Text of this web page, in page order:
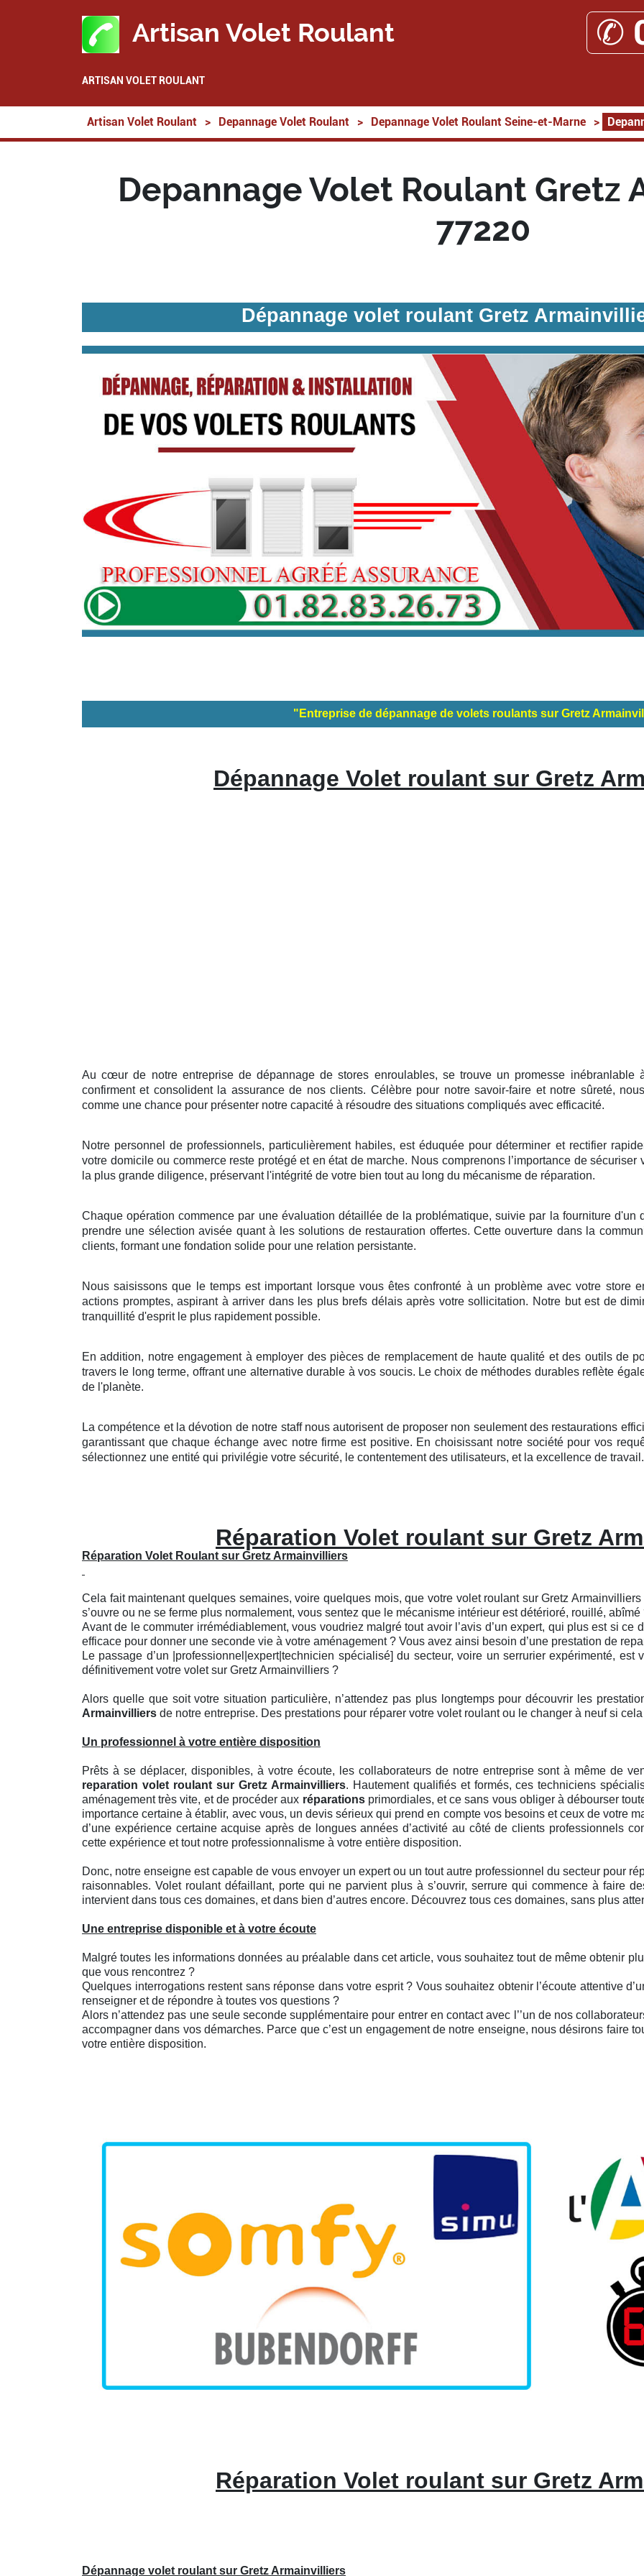
Artisan Volet Roulant ✆
ARTISAN VOLET ROULANT
Artisan Volet Roulant > Depannage Volet Roulant > Depannage Volet Roulant Seine-et-Marne >
Depannage Volet Roulant Gretz
77220
Dépannage volet roulant Gretz
"Entreprise de dépannage de volets roulants sur Gretz
Dépannage Volet roulant sur Gretz
Au cœur de notre entreprise de dépannage de stores enroulables, se trouve un promesse inébranlable
confirment et consolident la assurance de nos clients. Célèbre pour notre savoir-faire et notre sûreté,
comme une chance pour présenter notre capacité à résoudre des situations compliqués avec efficacité.
Notre personnel de professionnels, particulièrement habiles, est éduquée pour déterminer et rectifier
votre domicile ou commerce reste protégé et en état de marche. Nous comprenons l’importance de
la plus grande diligence, préservant l'intégrité de votre bien tout au long du mécanisme de réparation.
Chaque opération commence par une évaluation détaillée de la problématique, suivie par la fourniture
prendre une sélection avisée quant à les solutions de restauration offertes. Cette ouverture dans la
clients, formant une fondation solide pour une relation persistante.
Nous saisissons que le temps est important lorsque vous êtes confronté à un problème avec votre store
actions promptes, aspirant à arriver dans les plus brefs délais après votre sollicitation. Notre but est de
tranquillité d'esprit le plus rapidement possible.
En addition, notre engagement à employer des pièces de remplacement de haute qualité et des outils de
travers le long terme, offrant une alternative durable à vos soucis. Le choix de méthodes durables reflète
de l'planète.
La compétence et la dévotion de notre staff nous autorisent de proposer non seulement des restaurations
garantissant que chaque échange avec notre firme est positive. En choisissant notre société pour vos
sélectionnez une entité qui privilégie votre sécurité, le contentement des utilisateurs, et la excellence de travail.
Réparation Volet roulant sur Gretz
Réparation Volet Roulant sur Gretz Armainvilliers
Cela fait maintenant quelques semaines, voire quelques mois, que votre volet roulant sur Gretz
s’ouvre ou ne se ferme plus normalement, vous sentez que le mécanisme intérieur est détérioré, rouillé, abîmé
Avant de le commuter irrémédiablement, vous voudriez malgré tout avoir l’avis d’un expert, qui plus est si ce
efficace pour donner une seconde vie à votre aménagement ? Vous avez ainsi besoin d’une prestation de
Le passage d’un |professionnel|expert|technicien spécialisé] du secteur, voire un serrurier expérimenté,
définitivement votre volet sur Gretz Armainvilliers ?
Alors quelle que soit votre situation particulière, n’attendez pas plus longtemps pour découvrir les
Armainvilliers de notre entreprise. Des prestations pour réparer votre volet roulant ou le changer à neuf si
Un professionnel à votre entière disposition
Prêts à se déplacer, disponibles, à votre écoute, les collaborateurs de notre entreprise sont à même de
reparation volet roulant sur Gretz Armainvilliers. Hautement qualifiés et formés, ces techniciens
aménagement très vite, et de procéder aux réparationsprimordiales, et ce sans vous obliger à débourser
importance certaine à établir, avec vous, un devis sérieux qui prend en compte vos besoins et ceux de votre
d’une expérience certaine acquise après de longues années d’activité au côté de clients professionnels
cette expérience et tout notre professionnalisme à votre entière disposition.
Donc, notre enseigne est capable de vous envoyer un expert ou un tout autre professionnel du secteur pour
raisonnables. Volet roulant défaillant, porte qui ne parvient plus à s’ouvrir, serrure qui commence à faire
intervient dans tous ces domaines, et dans bien d’autres encore. Découvrez tous ces domaines, sans plus
Une entreprise disponible et à votre écoute
Malgré toutes les informations données au préalable dans cet article, vous souhaitez tout de même obtenir
que vous rencontrez ?
Quelques interrogations restent sans réponse dans votre esprit ? Vous souhaitez obtenir l’écoute attentive
renseigner et de répondre à toutes vos questions ?
Alors n’attendez pas une seule seconde supplémentaire pour entrer en contact avec l’’un de nos
accompagner dans vos démarches. Parce que c’est un engagement de notre enseigne, nous désirons faire
votre entière disposition.
Réparation Volet roulant sur Gretz
Dépannage volet roulant sur Gretz Armainvilliers